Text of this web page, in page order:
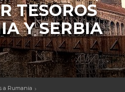
TESOROS
Y SERBIA
a Rumania